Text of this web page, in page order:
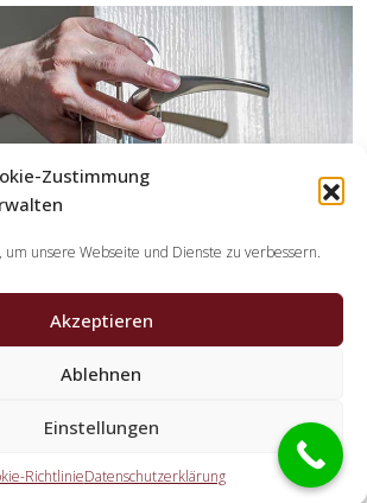
Zustimmung
um unsere Webseite und Dienste zu verbessern.
Akzeptieren
Ablehnen
Einstellungen
RichtlinieDatenschutzerklärung
übernehmen die Partner der
erledigen alle Aufgaben, die Sie